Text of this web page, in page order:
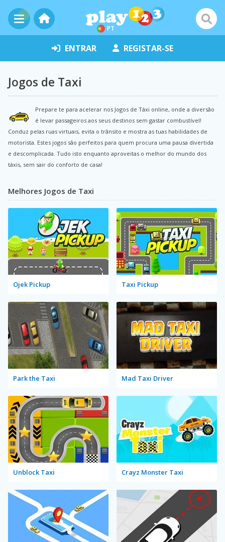
PT
ENTRAR REGISTAR-SE
Jogos de Taxi
Prepare te para acelerar nos Jogos de Táxi online, onde a diversão
é levar passageiros aos seus destinos sem gastar combustível!
Conduz pelas ruas virtuais, evita o trânsito e mostra as tuas habilidades de
motorista. Estes jogos são perfeitos para quem procura uma pausa divertida
e descomplicada. Tudo isto enquanto aproveitas o melhor do mundo dos
táxis, sem sair do conforto de casa!
Melhores Jogos de Taxi
Ojek Pickup Taxi Pickup
Park the Taxi Mad Taxi Driver
Unblock Taxi Crayz Monster Taxi